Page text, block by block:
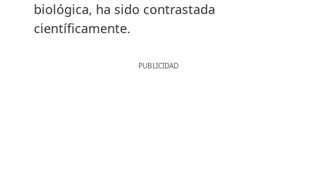
biológica, ha sido contrastada
científicamente.